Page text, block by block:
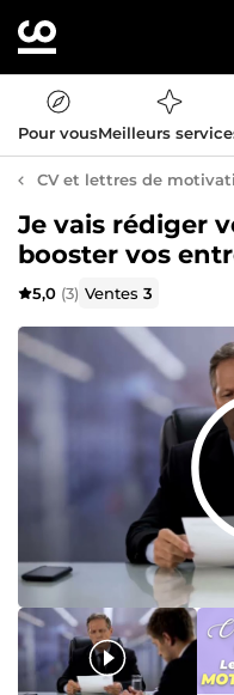
Pour vousMeilleurs
CV et lettres de
Je vais rédiger
booster vos
5,0 (3) Ventes3